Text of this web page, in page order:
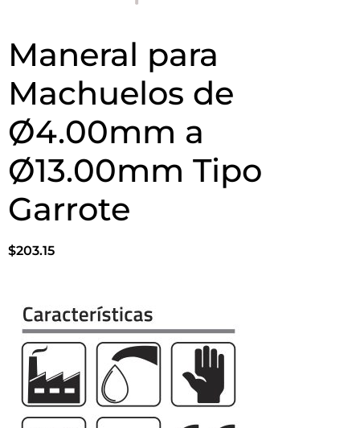
Maneral para
Machuelos de
Ø4.00mm a
Ø13.00mm Tipo
Garrote
$203.15